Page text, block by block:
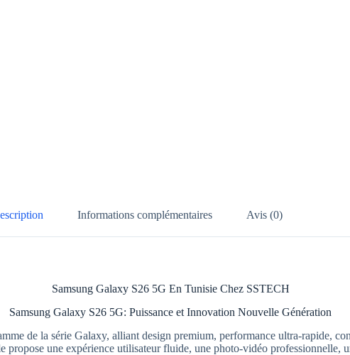
Informations complémentaires Avis (0)
Samsung Galaxy S26 5G En Tunisie Chez SSTECH
Samsung Galaxy S26 5G: Puissance et Innovation Nouvelle Génération
de la série Galaxy, alliant design premium, performance ultra-rapide,
propose une expérience utilisateur fluide, une photo-vidéo professionnelle,